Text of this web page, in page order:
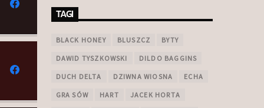
TAGI
BLACK HONEY BLUSZCZ BYTY
DAWID TYSZKOWSKI DILDO BAGGINS
DUCH DELTA DZIWNA WIOSNA ECHA
GRA SÓW HART JACEK HORTA